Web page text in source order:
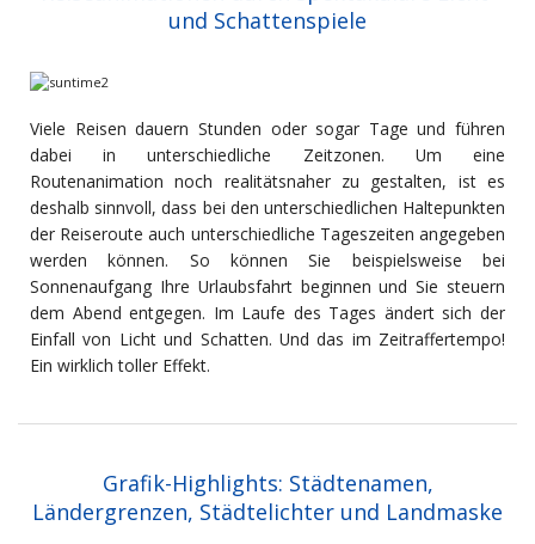
und Schattenspiele
Viele Reisen dauern Stunden oder sogar Tage und führen
dabei in unterschiedliche Zeitzonen. Um eine
Routenanimation noch realitätsnaher zu gestalten, ist es
deshalb sinnvoll, dass bei den unterschiedlichen Haltepunkten
der Reiseroute auch unterschiedliche Tageszeiten angegeben
werden können. So können Sie beispielsweise bei
Sonnenaufgang Ihre Urlaubsfahrt beginnen und Sie steuern
dem Abend entgegen. Im Laufe des Tages ändert sich der
Einfall von Licht und Schatten. Und das im Zeitraffertempo!
Ein wirklich toller Effekt.
Grafik-Highlights: Städtenamen,
Ländergrenzen, Städtelichter und Landmaske